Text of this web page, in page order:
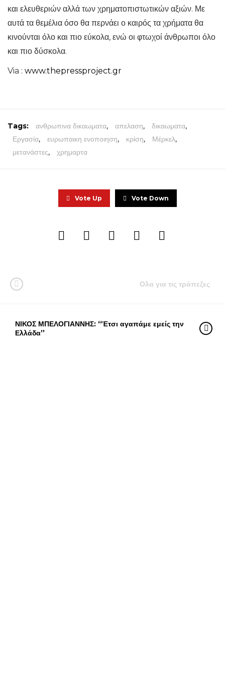
και ελευθεριών αλλά των χρηματοπιστωτικών αξιών. Με
αυτά τα θεμέλια όσο θα περνάει ο καιρός τα χρήματα θα
κινούνται όλο και πιο εύκολα, ενώ οι φτωχοί άνθρωποι όλο
και πιο δύσκολα.
Via : www.thepressproject.gr
Tags: ανθρωπινα δικαωματα, απελαση, δικαωματα,
Εργασία, ευρωπαικη ενοποιηση, κρίση, Μέρκελ,
μετανάστες, χρημαρτα
Vote Up Vote Down
Ολα για τις τράπεζες
ΝΙΚΟΣ ΜΠΕΛΟΓΙΑΝΝΗΣ: ‘‘Έτσι αγαπάμε εμείς την
Ελλάδα’’